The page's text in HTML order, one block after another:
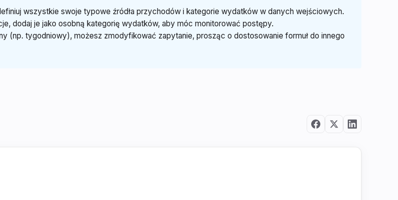
wszystkie swoje typowe źródła przychodów i kategorie wydatków w danych wejściowych.
dodaj je jako osobną kategorię wydatków, aby móc monitorować postępy.
(np. tygodniowy), możesz zmodyfikować zapytanie, prosząc o dostosowanie formuł do innego